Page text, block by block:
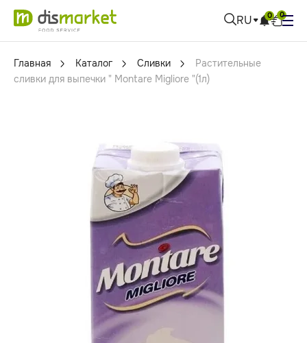
RU 0 0
Главная Каталог Сливки
Pастительные
сливки для выпечки " Montare Migliore "(1л)